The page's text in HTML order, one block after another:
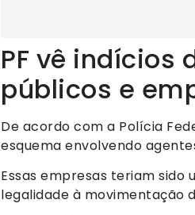
PF vê indícios
públicos e
De acordo com a Polícia
esquema envolvendo
Essas empresas teriam sido
legalidade à movimentação